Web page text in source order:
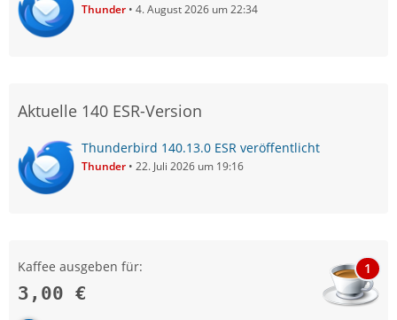
Thunder 4. August 2026 um 22:34
Aktuelle 140 ESR-Version
Thunderbird 140.13.0 ESR veröffentlicht
Thunder 22. Juli 2026 um 19:16
Kaffee ausgeben für:
3,00 €
1